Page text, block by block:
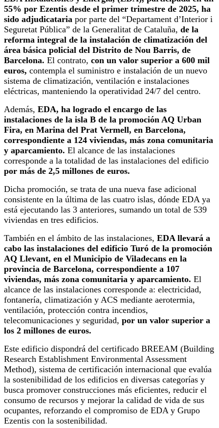
55% por Ezentis desde el primer trimestre de 2025, ha
sido adjudicataria por parte del “Departament d’Interior i
Seguretat Pública” de la Generalitat de Cataluña, de la
reforma integral de la instalación de climatización del
área básica policial del Distrito de Nou Barris, de
Barcelona. El contrato, con un valor superior a 600 mil
euros, contempla el suministro e instalación de un nuevo
sistema de climatización, ventilación e instalaciones
eléctricas, manteniendo la operatividad 24/7 del centro.
Además, EDA, ha logrado el encargo de las
instalaciones de la isla B de la promoción AQ Urban
Fira, en Marina del Prat Vermell, en Barcelona,
correspondiente a 124 viviendas, más zona comunitaria
y aparcamiento. El alcance de las instalaciones
corresponde a la totalidad de las instalaciones del edificio
por más de 2,5 millones de euros.
Dicha promoción, se trata de una nueva fase adicional
consistente en la última de las cuatro islas, dónde EDA ya
está ejecutando las 3 anteriores, sumando un total de 539
viviendas en tres edificios.
También en el ámbito de las instalaciones, EDA llevará a
cabo las instalaciones del edificio Turó de la promoción
AQ Llevant, en el Municipio de Viladecans en la
provincia de Barcelona, correspondiente a 107
viviendas, más zona comunitaria y aparcamiento. El
alcance de las instalaciones corresponde a: electricidad,
fontanería, climatización y ACS mediante aerotermia,
ventilación, protección contra incendios,
telecomunicaciones y seguridad, por un valor superior a
los 2 millones de euros.
Este edificio dispondrá del certificado BREEAM (Building
Research Establishment Environmental Assessment
Method), sistema de certificación internacional que evalúa
la sostenibilidad de los edificios en diversas categorías y
busca promover construcciones más eficientes, reducir el
consumo de recursos y mejorar la calidad de vida de sus
ocupantes, reforzando el compromiso de EDA y Grupo
Ezentis con la sostenibilidad.